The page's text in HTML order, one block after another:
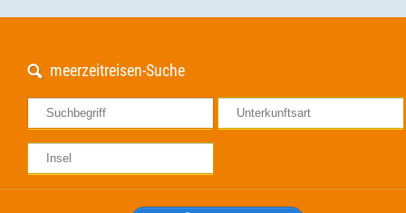
meerzeitreisen-Suche